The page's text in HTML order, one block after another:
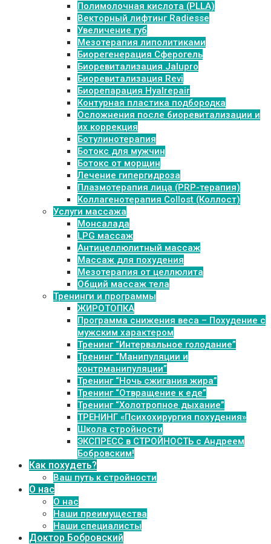
Полимолочная кислота (PLLA)
Векторный лифтинг Radiesse
Увеличение губ
Мезотерапия липолитиками
Биорегенерация Сферогель
Биоревитализация Jalupro
Биоревитализация Revi
Биорепарация Hyalrepair
Контурная пластика подбородка
Осложнения после биоревитализации и
их коррекция
Ботулинотерапия
Ботокс для мужчин
Ботокс от морщин
Лечение гипергидроза
Плазмотерапия лица (PRP-терапия)
Коллагенотерапия Collost (Коллост)
Услуги массажа
Монсалада
LPG массаж
Антицеллюлитный массаж
Массаж для похудения
Мезотерапия от целлюлита
Общий массаж тела
Тренинги и программы
ЖИРОТОПКА
Программа снижения веса – Похудение с
мужским характером
Тренинг “Интервальное голодание”
Тренинг “Манипуляции и
контрманипуляции”
Тренинг “Ночь сжигания жира”
Тренинг “Отвращение к еде”
Тренинг “Холотропное дыхание”
ТРЕНИНГ «Психохирургия похудения»
Школа стройности
ЭКСПРЕСС в СТРОЙНОСТЬ с Андреем
Бобровским!
Как похудеть?
Ваш путь к стройности
О нас
О нас
Наши преимущества
Наши специалисты
Доктор Бобровский